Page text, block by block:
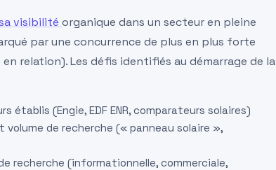
visibilité organique dans un secteur en pleine
par une concurrence de plus en plus forte
relation). Les défis identifiés au démarrage de la
(Engie, EDF ENR, comparateurs solaires)
de recherche (« panneau solaire »,
recherche (informationnelle, commerciale,